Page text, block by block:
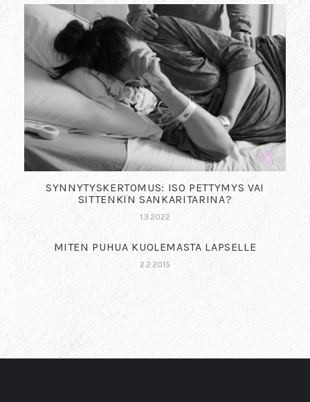
SYNNYTYSKERTOMUS: ISO PETTYMYS VAI
SITTENKIN SANKARITARINA?
1.3.2022
MITEN PUHUA KUOLEMASTA LAPSELLE
2.2.2015